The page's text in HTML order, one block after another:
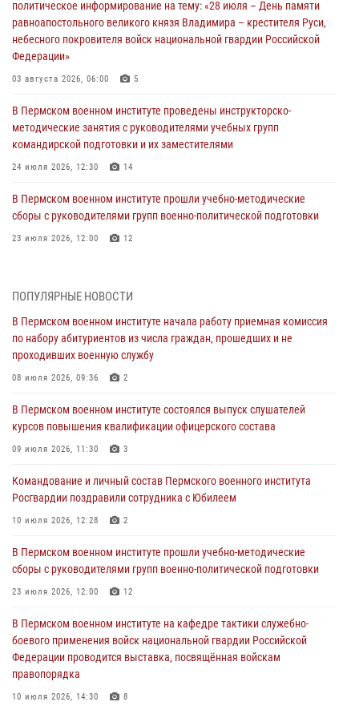
политическое информирование на тему: «28 июля – День памяти
равноапостольного великого князя Владимира – крестителя Руси,
небесного покровителя войск национальной гвардии Российской
Федерации»
03 августа 2026, 06:00 5
В Пермском военном институте проведены инструкторско-
методические занятия с руководителями учебных групп
командирской подготовки и их заместителями
24 июля 2026, 12:30 14
В Пермском военном институте прошли учебно-методические
сборы с руководителями групп военно-политической подготовки
23 июля 2026, 12:00 12
Федерации проводится выставка, посвящённая войскам
правопорядка
10 июля 2026, 14:30 8
Командование и личный состав Пермского военного института
10 июля 2026, 12:28 2
В Пермском военном институте состоялся выпуск слушателей
09 июля 2026, 11:30 3
В Пермском военном институте начала работу приемная комиссия
проходивших военную службу
08 июля 2026, 09:36 2
чемпионате войск национальной гвардии Российской Федерации по
боксу
07 июля 2026, 10:30 4
ПОПУЛЯРНЫЕ НОВОСТИ
В Пермском военном институте начала работу приемная комиссия
по набору абитуриентов из числа граждан, прошедших и не
проходивших военную службу
08 июля 2026, 09:36 2
В Пермском военном институте состоялся выпуск слушателей
курсов повышения квалификации офицерского состава
09 июля 2026, 11:30 3
Командование и личный состав Пермского военного института
Росгвардии поздравили сотрудника с Юбилеем
10 июля 2026, 12:28 2
В Пермском военном институте прошли учебно-методические
сборы с руководителями групп военно-политической подготовки
23 июля 2026, 12:00 12
В Пермском военном институте на кафедре тактики служебно-
боевого применения войск национальной гвардии Российской
Федерации проводится выставка, посвящённая войскам
правопорядка
10 июля 2026, 14:30 8